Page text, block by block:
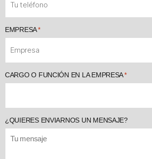
EMPRESA*
CARGO O FUNCIÓN EN LA EMPRESA*
¿QUIERES ENVIARNOS UN MENSAJE?